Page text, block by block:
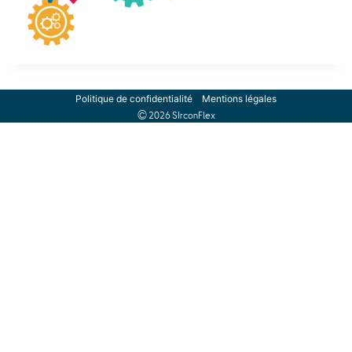
Politique de confidentialité
Mentions légales
© 2026 SIrconFlex